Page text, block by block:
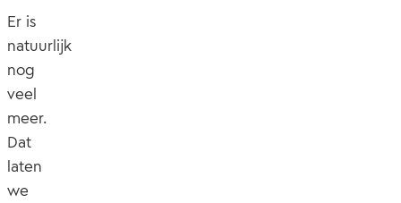
Er is
natuurlijk
nog
veel
meer.
Dat
laten
we